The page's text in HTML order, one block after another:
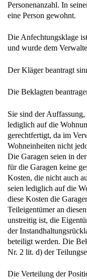
Personenanzahl. In
eine Person gewohnt.
Die Anfechtungsklage
und wurde dem
Der Kläger beantragt
Die Beklagten
Sie sind der
lediglich auf die
gerechtfertigt, da im
Wohneinheiten nicht
Die Garagen seien in
für die Garagen keine
Kosten, die nicht auch
seien lediglich auf die
diese Kosten die
Teileigentümer an
unstreitig ist, die
der
beteiligt werden. Die
Nr. 2 lit. d) der
Die Verteilung der